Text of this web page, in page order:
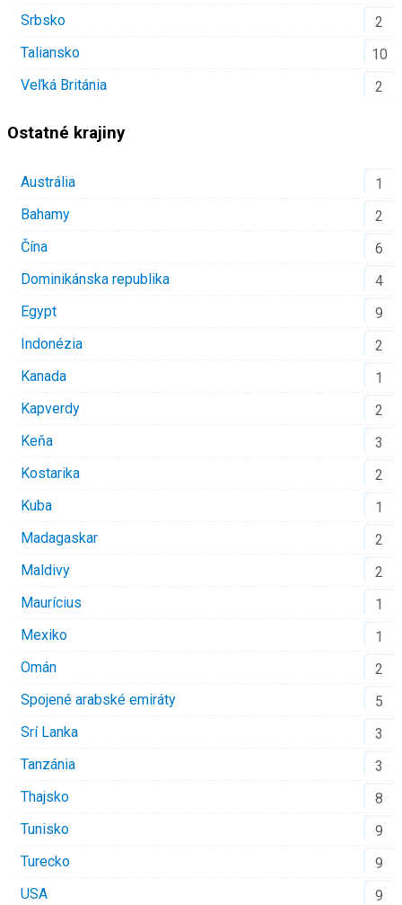
Srbsko
2
Taliansko
10
Veľká Británia
2
Ostatné krajiny
Austrália
1
Bahamy
2
Čína
6
Dominikánska republika
4
Egypt
9
Indonézia
2
Kanada
1
Kapverdy
2
Keňa
3
Kostarika
2
Kuba
1
Madagaskar
2
Maldivy
2
Maurícius
1
Mexiko
1
Omán
2
Spojené arabské emiráty
5
Srí Lanka
3
Tanzánia
3
Thajsko
8
Tunisko
9
Turecko
9
USA
9